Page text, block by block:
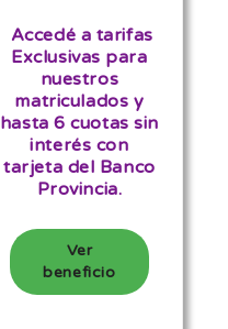
Accedé a tarifas
Exclusivas para
nuestros
matriculados y
hasta6 cuotas sin
interés con
tarjeta del Banco
Provincia.
Ver
beneficio